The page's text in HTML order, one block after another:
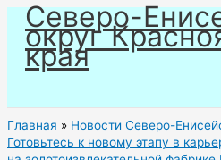
Перейти
содержимому
Северо-
округ
края
Главная
Новости Северо-
Готовьтесь к новому этапу в